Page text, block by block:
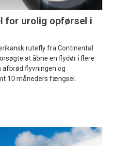
for urolig opførsel i
rutefly fra Continental
at åbne en flydør i flere
flyvningen og
10 måneders fængsel.